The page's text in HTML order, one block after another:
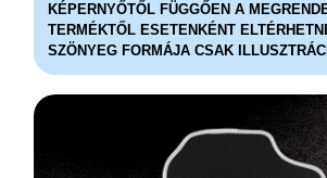
KÉPERNYŐTŐL FÜGGŐEN A
TERMÉKTŐL ESETENKÉNT
SZÖNYEG FORMÁJA CSAK